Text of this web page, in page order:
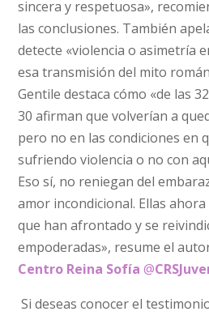
sincera y respetuosa»,
las conclusiones. También
detecte «violencia o asimetría
esa transmisión del mito
Gentile destaca cómo «de las
30 afirman que volverían a
pero no en las condiciones en
sufriendo violencia o no con
Eso sí, no reniegan del
amor incondicional. Ellas
que han afrontado y se
empoderadas», resume el
Centro Reina Sofía @
Si deseas conocer el